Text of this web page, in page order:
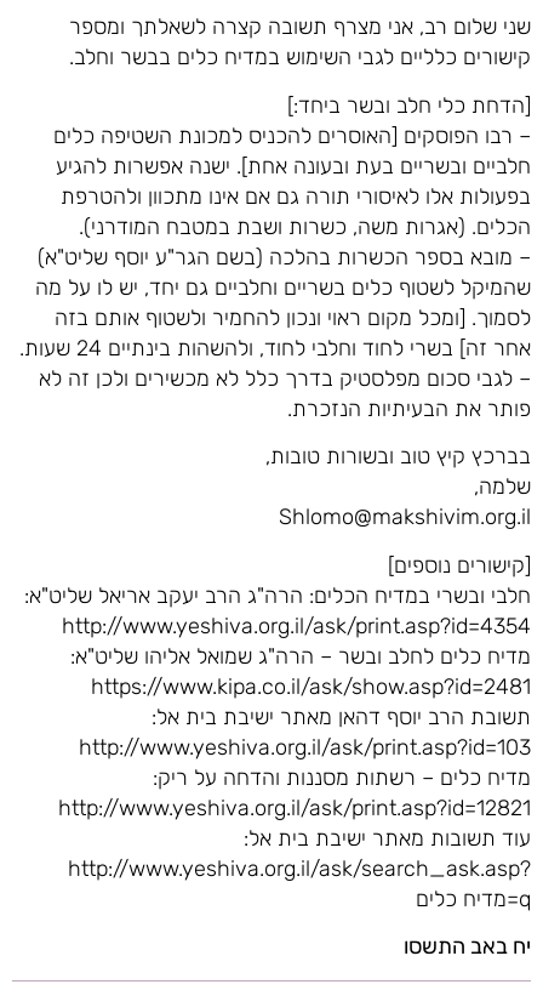
שני שלום רב, אני מצרף תשובה קצרה לשאלתך ומספר
קישורים כלליים לגבי השימוש במדיח כלים בבשר וחלב.
[הדחת כלי חלב ובשר ביחד:]
– רבו הפוסקים [האוסרים להכניס למכונת השטיפה כלים
חלביים ובשריים בעת ובעונה אחת]. ישנה אפשרות להגיע
בפעולות אלו לאיסורי תורה גם אם אינו מתכוון ולהטרפת
הכלים. (אגרות משה, כשרות ושבת במטבח המודרני).
– מובא בספר הכשרות בהלכה (בשם הגר"ע יוסף שליט"א)
שהמיקל לשטוף כלים בשריים וחלביים גם יחד, יש לו על מה
לסמוך. [ומכל מקום ראוי ונכון להחמיר ולשטוף אותם בזה
אחר זה] בשרי לחוד וחלבי לחוד, ולהשהות בינתיים 24 שעות.
– לגבי סכום מפלסטיק בדרך כלל לא מכשירים ולכן זה לא
פותר את הבעיתיות הנזכרת.
בברכץ קיץ טוב ובשורות טובות,
שלמה,
Shlomo@makshivim.org.il
[קישורים נוספים]
חלבי ובשרי במדיח הכלים: הרה"ג הרב יעקב אריאל שליט"א:
http://www.yeshiva.org.il/ask/print.asp?id=4354
מדיח כלים לחלב ובשר – הרה"ג שמואל אליהו שליט"א:
https://www.kipa.co.il/ask/show.asp?id=2481
תשובת הרב יוסף דהאן מאתר ישיבת בית אל:
http://www.yeshiva.org.il/ask/print.asp?id=103
מדיח כלים – רשתות מסננות והדחה על ריק:
http://www.yeshiva.org.il/ask/print.asp?id=12821
עוד תשובות מאתר ישיבת בית אל:
http://www.yeshiva.org.il/ask/search_ask.asp?
q=מדיח כלים
יח באב התשסו